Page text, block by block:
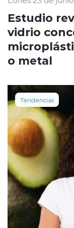
Estudio
vidrio
o metal
Tendencias